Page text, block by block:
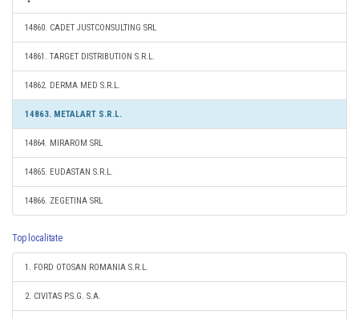
14860. CADET JUSTCONSULTING SRL
14861. TARGET DISTRIBUTION S.R.L.
14862. DERMA MED S.R.L.
14863. METALART S.R.L.
14864. MIRAROM SRL
14865. EUDASTAN S.R.L.
14866. ZEGETINA SRL
Top localitate
1. FORD OTOSAN ROMANIA S.R.L.
2. CIVITAS P.S.G. S.A.